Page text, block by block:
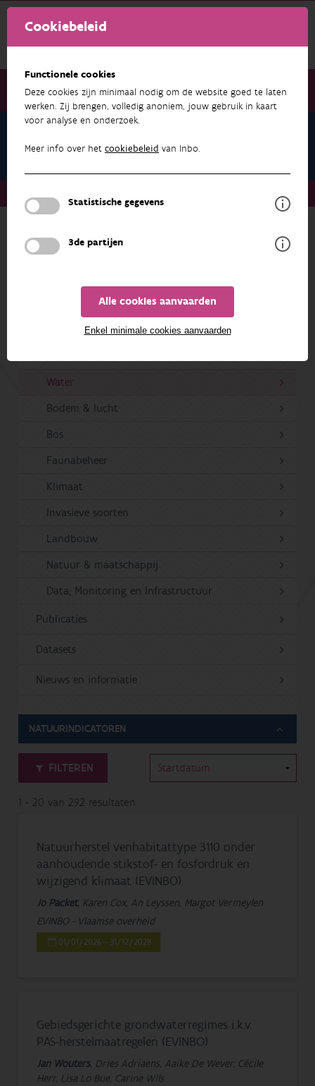
Cookiebeleid
Functionele cookies
Deze cookies zijn minimaal nodig om de website goed te laten
werken. Zij brengen, volledig anoniem, jouw gebruik in kaart
voor analyse en onderzoek.
Meer info over het cookiebeleid van Inbo.
Statistische gegevens
3de partijen
Alle cookies aanvaarden
Enkel minimale cookies aanvaarden
Water
meer over
ONDERZOEK & RESULTATEN
Water
Bodem & lucht
Bos
Faunabeheer
Klimaat
Invasieve soorten
Landbouw
Natuur & maatschappij
Data, Monitoring en Infrastructuur
Publicaties
Datasets
Nieuws en informatie
NATUURINDICATOREN
FILTEREN
1 - 20 van 292 resultaten
Natuurherstel venhabitattype 3110 onder
aanhoudende stikstof- en fosfordruk en
wijzigend klimaat (EVINBO)
Jo Packet, Karen Cox, An Leyssen, Margot Vermeylen
EVINBO - Vlaamse overheid
01/01/2026 - 31/12/2028
Gebiedsgerichte grondwaterregimes i.k.v.
PAS-herstelmaatregelen (EVINBO)
Jan Wouters, Dries Adriaens, Aaike De Wever, Cécile
Herr, Lisa Lo Bue, Carine Wils